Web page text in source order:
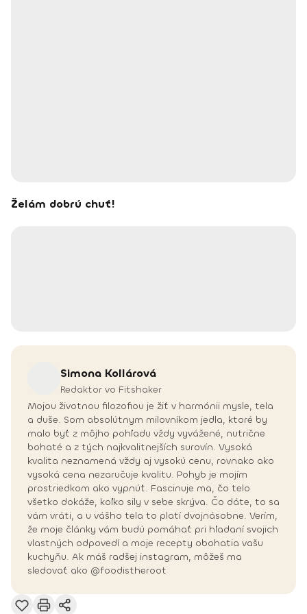
Želám dobrú chuť!
Simona Kollárová
Redaktor vo Fitshaker
Mojou životnou filozofiou je žiť v harmónii mysle, tela
a duše. Som absolútnym milovníkom jedla, ktoré by
malo byť z môjho pohľadu vždy vyvážené, nutrične
bohaté a z tých najkvalitnejších surovín. Vysoká
kvalita neznamená vždy aj vysokú cenu, rovnako ako
vysoká cena nezaručuje kvalitu. Pohyb je mojím
prostriedkom ako vypnúť. Fascinuje ma, čo telo
všetko dokáže, koľko sily v sebe skrýva. Čo dáte, to sa
vám vráti, a u vášho tela to platí dvojnásobne. Verím,
že moje články vám budú pomáhať pri hľadaní svojich
vlastných odpovedí a moje recepty obohatia vašu
kuchyňu. Ak máš radšej instagram, môžeš ma
sledovať ako @foodistheroot